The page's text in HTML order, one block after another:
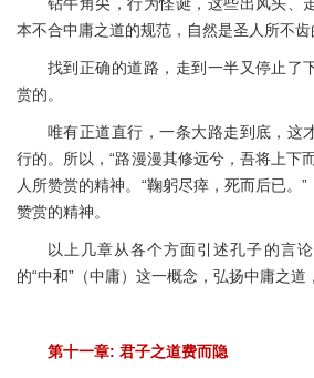
钻牛角尖，行为怪诞，这些出风头、
本不合中庸之道的规范，自然是圣人所不齿
找到正确的道路，走到一半又停止了
赏的。
唯有正道直行，一条大路走到底，这
行的。所以，“路漫漫其修远兮，吾将上下
人所赞赏的精神。“鞠躬尽瘁，死而后已。
赞赏的精神。
以上几章从各个方面引述孔子的言
的“中和”（中庸）这一概念，弘扬中庸之道
第十一章: 君子之道费而隐